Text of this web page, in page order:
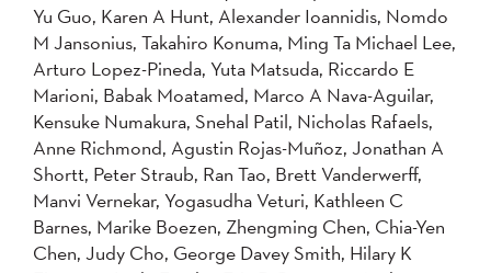
Yu Guo, Karen A Hunt, Alexander Ioannidis, Nomdo
M Jansonius, Takahiro Konuma, Ming Ta Michael Lee,
Arturo Lopez-Pineda, Yuta Matsuda, Riccardo E
Marioni, Babak Moatamed, Marco A Nava-Aguilar,
Kensuke Numakura, Snehal Patil, Nicholas Rafaels,
Anne Richmond, Agustin Rojas-Muñoz, Jonathan A
Shortt, Peter Straub, Ran Tao, Brett Vanderwerff,
Manvi Vernekar, Yogasudha Veturi, Kathleen C
Barnes, Marike Boezen, Zhengming Chen, Chia-Yen
Chen, Judy Cho, George Davey Smith, Hilary K